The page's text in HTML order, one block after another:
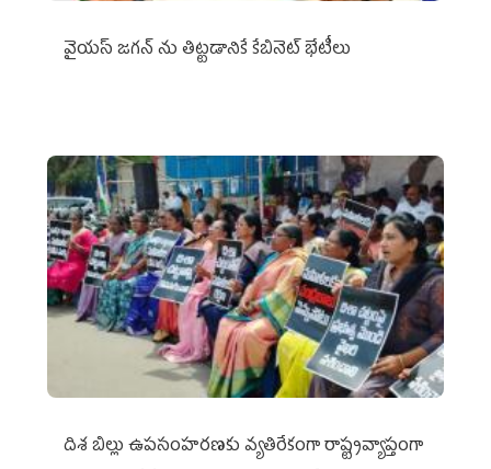
వైయ‌స్ జగన్‌ ను తిట్టడానికే కేబినెట్‌ భేటీలు
దిశ బిల్లు ఉపసంహరణకు వ్యతిరేకంగా రాష్ట్రవ్యాప్తంగా